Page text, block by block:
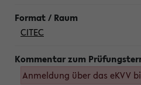
CITEC
Anmeldung über das eKVV